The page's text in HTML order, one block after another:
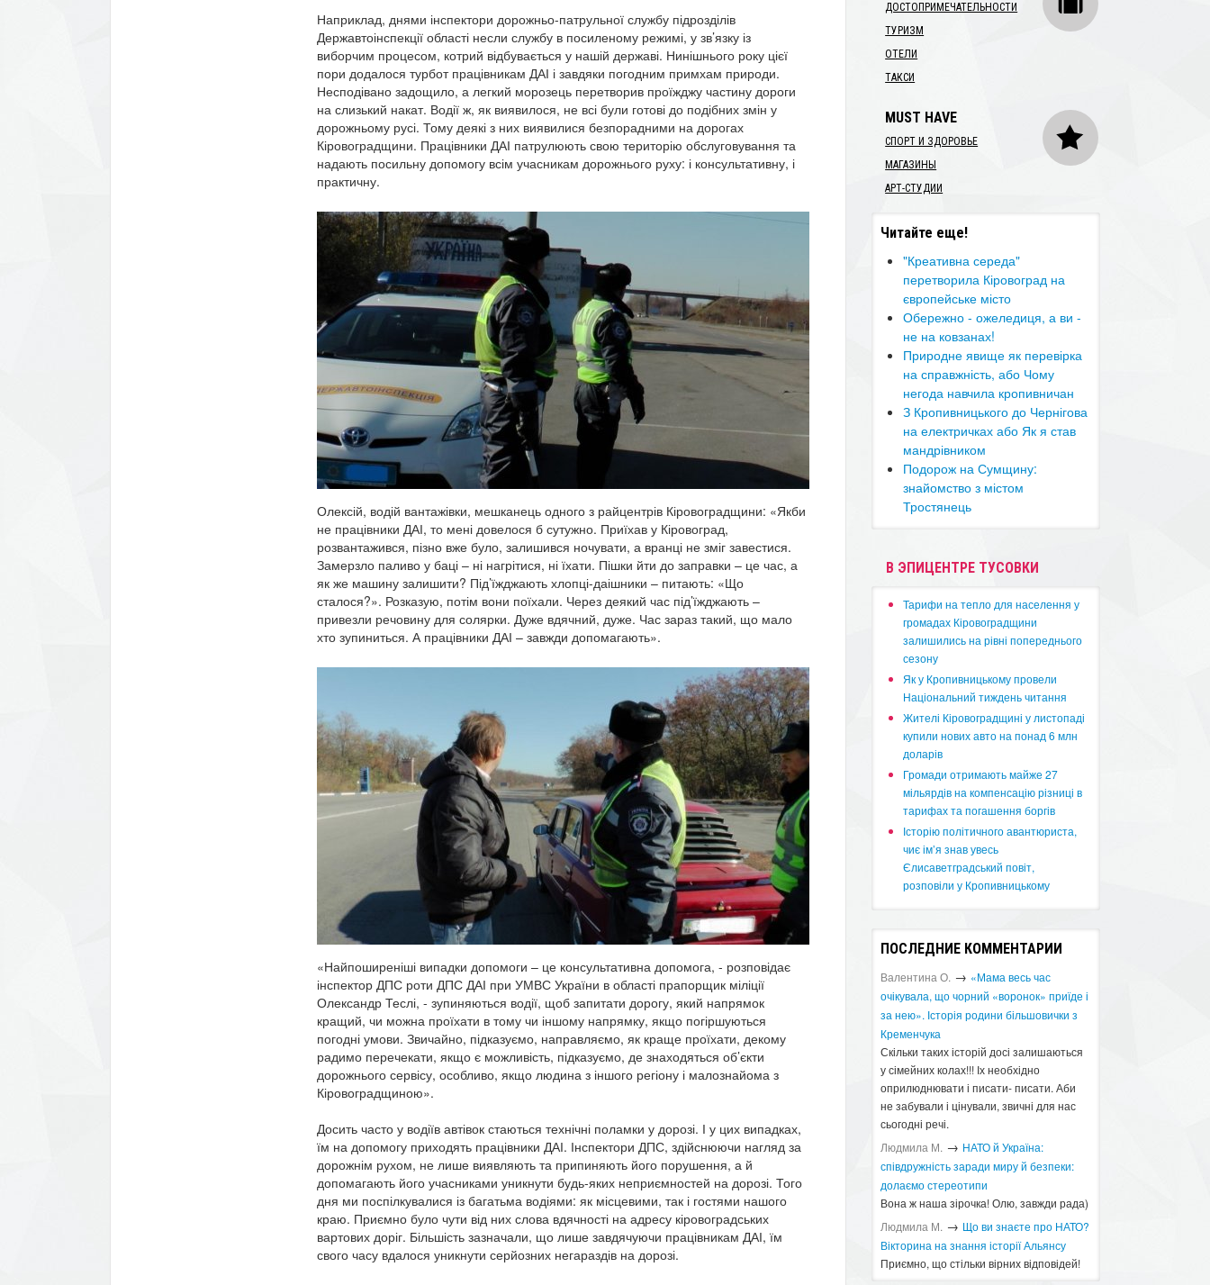
Наприклад, днями інспектори дорожньо-патрульної службу підрозділів
Державтоінспекції області несли службу в посиленому режимі, у зв’язку із
виборчим процесом, котрий відбувається у нашій державі. Нинішнього року цієї
пори додалося турбот працівникам ДАІ і завдяки погодним примхам природи.
Несподівано задощило, а легкий морозець перетворив проїжджу частину дороги
на слизький накат. Водії ж, як виявилося, не всі були готові до подібних змін у
дорожньому русі. Тому деякі з них виявилися безпорадними на дорогах
Кіровоградщини. Працівники ДАІ патрулюють свою територію обслуговування та
надають посильну допомогу всім учасникам дорожнього руху: і консультативну, і
практичну.
Олексій, водій вантажівки, мешканець одного з райцентрів Кіровоградщини: «Якби
не працівники ДАІ, то мені довелося б сутужно. Приїхав у Кіровоград,
розвантажився, пізно вже було, залишився ночувати, а вранці не зміг завестися.
Замерзло паливо у баці – ні нагрітися, ні їхати. Пішки йти до заправки – це час, а
як же машину залишити? Під’їжджають хлопці-даішники – питають: «Що
сталося?». Розказую, потім вони поїхали. Через деякий час під’їжджають –
привезли речовину для солярки. Дуже вдячний, дуже. Час зараз такий, що мало
хто зупиниться. А працівники ДАІ – завжди допомагають».
«Найпоширеніші випадки допомоги – це консультативна допомога, - розповідає
інспектор ДПС роти ДПС ДАІ при УМВС України в області прапорщик міліції
Олександр Теслі, - зупиняються водії, щоб запитати дорогу, який напрямок
кращий, чи можна проїхати в тому чи іншому напрямку, якщо погіршуються
погодні умови. Звичайно, підказуємо, направляємо, як краще проїхати, декому
радимо перечекати, якщо є можливість, підказуємо, де знаходяться об’єкти
дорожнього сервісу, особливо, якщо людина з іншого регіону і малознайома з
Кіровоградщиною».
Досить часто у водіїв автівок стаються технічні поламки у дорозі. І у цих випадках,
їм на допомогу приходять працівники ДАІ. Інспектори ДПС, здійснюючи нагляд за
дорожнім рухом, не лише виявляють та припиняють його порушення, а й
допомагають його учасниками уникнути будь-яких неприємностей на дорозі. Того
дня ми поспілкувалися із багатьма водіями: як місцевими, так і гостями нашого
краю. Приємно було чути від них слова вдячності на адресу кіровоградських
вартових доріг. Більшість зазначали, що лише завдячуючи працівникам ДАІ, їм
свого часу вдалося уникнути серйозних негараздів на дорозі.
ДОСТОПРИМЕЧАТЕЛЬНОСТИ
ТУРИЗМ
ОТЕЛИ
ТАКСИ
MUST HAVE
СПОРТ И ЗДОРОВЬЕ
МАГАЗИНЫ
АРТ-СТУДИИ
Читайте еще!
"Креативна середа"
перетворила Кіровоград на
європейське місто
Обережно - ожеледиця, а ви -
не на ковзанах!
​Природне явище як перевірка
на справжність, або Чому
негода навчила кропивничан
​З Кропивницького до Чернігова
на електричках або Як я став
мандрівником
Подорож на Сумщину:
знайомство з містом
Тростянець
В ЭПИЦЕНТРЕ ТУСОВКИ
​Тарифи на тепло для населення у
громадах Кіровоградщини
залишились на рівні попереднього
сезону
​Як у Кропивницькому провели
Національний тиждень читання
​Жителі Кіровоградщині у листопаді
купили нових авто на понад 6 млн
доларів
​Громади отримають майже 27
мільярдів на компенсацію різниці в
тарифах та погашення боргів
Історію політичного авантюриста,
чиє ім’я знав увесь
Єлисаветградський повіт,
розповіли у Кропивницькому
ПОСЛЕДНИЕ КОММЕНТАРИИ
Валентина О. → «Мама весь час
очікувала, що чорний «воронок» приїде і
за нею». Історія родини більшовички з
Кременчука
Скільки таких історій досі залишаються
у сімейних колах!!! Іх необхідно
оприлюднювати і писати- писати. Аби
не забували і цінували, звичні для нас
сьогодні речі.
Людмила М. → ​НАТО й Україна:
співдружність заради миру й безпеки:
долаємо стереотипи
Вона ж наша зірочка! Олю, завжди рада)
Людмила М. → Що ви знаєте про НАТО?
Вікторина на знання історії Альянсу ​
Приємно, що стільки вірних відповідей!